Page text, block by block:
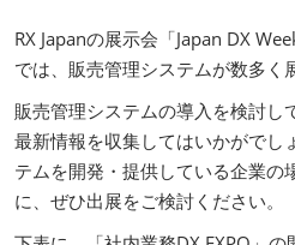
RX Japanの展示会「Japan DX
では、販売管理システムが数多く
販売管理システムの導入を検討し
最新情報を収集してはいかがでし
テムを開発・提供している企業の
に、ぜひ出展をご検討ください。